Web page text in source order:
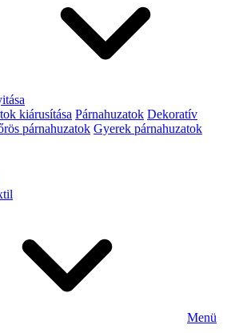
kiárusítása Párnahuzatok Dekoratív
párnahuzatok Gyerek párnahuzatok
Menü